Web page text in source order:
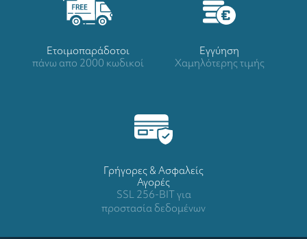
Ετοιμοπαράδοτοι
πάνω απο 2000 κωδικοί
Eγγύηση
Χαμηλότερης τιμής
Γρήγορες & Ασφαλείς
Αγορές
SSL 256-BIT για
προστασία δεδομένων